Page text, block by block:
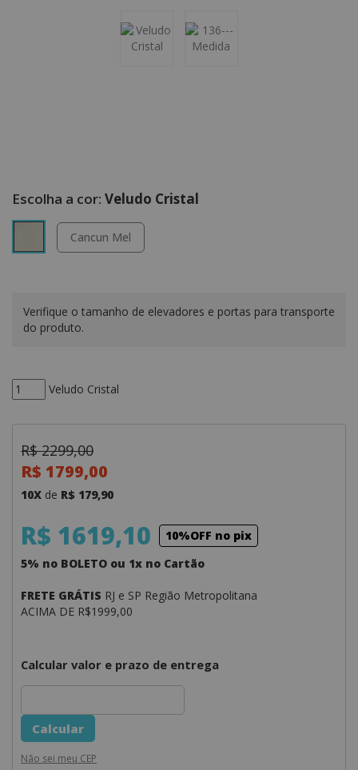
Veludo Cristal
Cancun Mel
Veludo Cristal
Verifique o tamanho de elevadores e portas para transporte
do produto.
R$ 2299,00
R$ 1799,00
10X de R$ 179,90
R$ 1619,10
10%OFF no pix
5% no BOLETO ou 1x no Cartão
FRETE GRÁTIS RJ e SP Região Metropolitana
ACIMA DE R$1999,00
Calcular valor e prazo de entrega
Não sei meu CEP